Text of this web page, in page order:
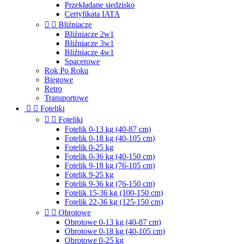
Przekładane siedzisko
Certyfikata IATA
  Bliźniacze
Bliźniacze 2w1
Bliźniacze 3w1
Bliźniacze 4w1
Spacerowe
Rok Po Roku
Biegowe
Retro
Transportowe
  Foteliki
  Foteliki
Fotelik 0-13 kg (40-87 cm)
Fotelik 0-18 kg (40-105 cm)
Fotelik 0-25 kg
Fotelik 0-36 kg (40-150 cm)
Fotelik 9-18 kg (76-105 cm)
Fotelik 9-25 kg
Fotelik 9-36 kg (76-150 cm)
Fotelik 15-36 kg (100-150 cm)
Fotelik 22-36 kg (125-150 cm)
  Obrotowe
Obrotowe 0-13 kg (40-87 cm)
Obrotowe 0-18 kg (40-105 cm)
Obrotowe 0-25 kg